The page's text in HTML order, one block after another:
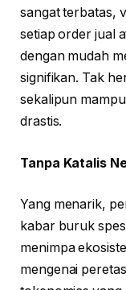
sangat terbatas,
setiap order jual
dengan mudah
signifikan. Tak
sekalipun
drastis.
Tanpa Katalis
Yang menarik,
kabar buruk
menimpa
mengenai